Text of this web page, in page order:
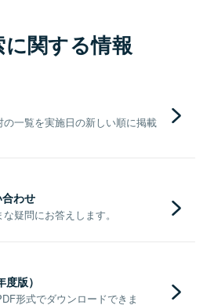
関する情報
一覧を実施日の新しい順に掲載
わせ
疑問にお答えします。
版）
形式でダウンロードできま